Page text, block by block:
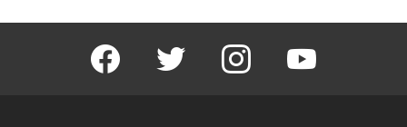
Facebook Twitter Instagram Youtube